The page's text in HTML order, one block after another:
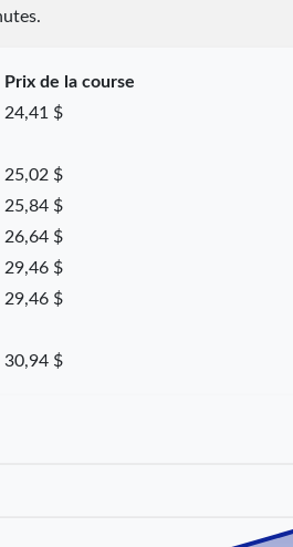
Prix de la course
24,41 $
25,02 $
25,84 $
26,64 $
29,46 $
29,46 $
30,94 $